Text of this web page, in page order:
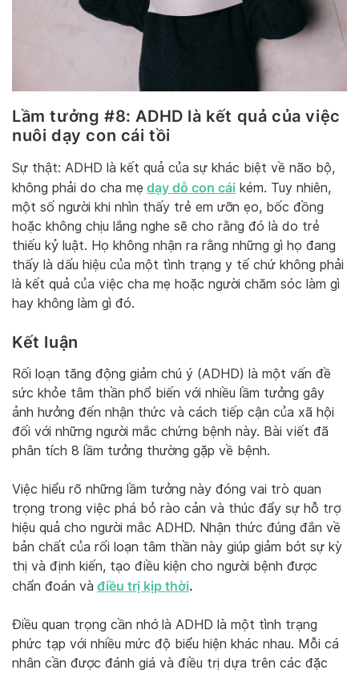
Lầm tưởng #8: ADHD là kết quả của việc
nuôi dạy con cái tồi
Sự thật: ADHD là kết quả của sự khác biệt về não bộ,
không phải do cha mẹ dạy dỗ con cái kém. Tuy nhiên,
một số người khi nhìn thấy trẻ em ưỡn ẹo, bốc đồng
hoặc không chịu lắng nghe sẽ cho rằng đó là do trẻ
thiếu kỷ luật. Họ không nhận ra rằng những gì họ đang
thấy là dấu hiệu của một tình trạng y tế chứ không phải
là kết quả của việc cha mẹ hoặc người chăm sóc làm gì
hay không làm gì đó.
Kết luận
Rối loạn tăng động giảm chú ý (ADHD) là một vấn đề
sức khỏe tâm thần phổ biến với nhiều lầm tưởng gây
ảnh hưởng đến nhận thức và cách tiếp cận của xã hội
đối với những người mắc chứng bệnh này. Bài viết đã
phân tích 8 lầm tưởng thường gặp về bệnh.
Việc hiểu rõ những lầm tưởng này đóng vai trò quan
trọng trong việc phá bỏ rào cản và thúc đẩy sự hỗ trợ
hiệu quả cho người mắc ADHD. Nhận thức đúng đắn về
bản chất của rối loạn tâm thần này giúp giảm bớt sự kỳ
thị và định kiến, tạo điều kiện cho người bệnh được
chẩn đoán và điều trị kịp thời.
Điều quan trọng cần nhớ là ADHD là một tình trạng
phức tạp với nhiều mức độ biểu hiện khác nhau. Mỗi cá
nhân cần được đánh giá và điều trị dựa trên các đặc